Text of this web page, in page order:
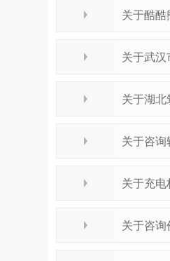
关于酷酷
关于武汉
关于湖北
关于咨询
关于充电
关于咨询